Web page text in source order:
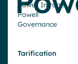
Powell Intranet
Powell
Governance
Tarification